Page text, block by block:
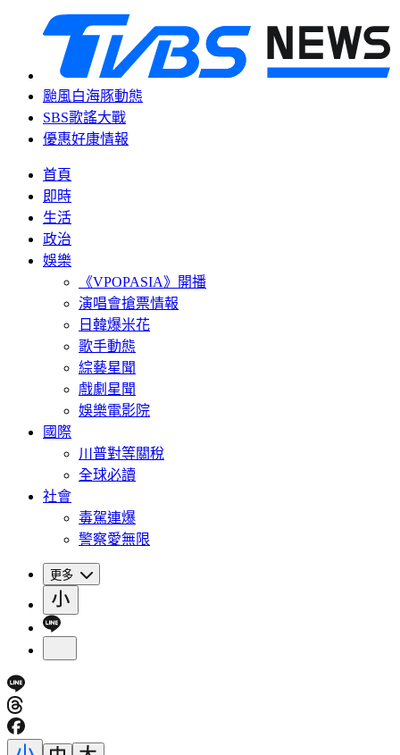
颱風白海豚動態
SBS歌謠大戰
優惠好康情報
首頁
即時
生活
政治
娛樂
《VPOPASIA》開播
演唱會搶票情報
日韓爆米花
歌手動態
綜藝星聞
戲劇星聞
娛樂電影院
國際
川普對等關稅
全球必讀
社會
毒駕連爆
警察愛無限
更多